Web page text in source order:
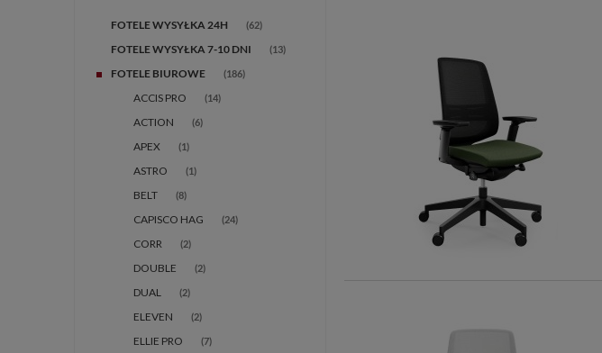
FOTELE WYSYŁKA 24H (62)
FOTELE WYSYŁKA 7-10 DNI (13)
FOTELE BIUROWE (186)
ACCIS PRO (14)
ACTION (6)
APEX (1)
ASTRO (1)
BELT (8)
CAPISCO HAG (24)
CORR (2)
DOUBLE (2)
DUAL (2)
ELEVEN (2)
ELLIE PRO (7)